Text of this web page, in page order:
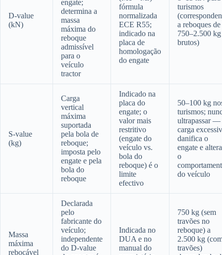
D-value
(kN)
engate;
determina a
massa
máxima do
reboque
admissível
para o
veículo
tractor
fórmula
normalizada
ECE R55;
indicado na
placa de
homologação
do engate
turismos
a reboques de
750–2.500 kg
brutos)
S-value
(kg)
Carga
vertical
máxima
suportada
pela bola de
reboque;
imposta pelo
engate e pela
bola do
reboque
Indicado na
placa do
engate; o
valor mais
restritivo
(engate do
veículo vs.
bola do
reboque) é o
limite
efectivo
50–100 kg
turismos;
ultrapassar —
carga
danifica o
engate e altera
o
do veículo
Massa
máxima
rebocável
Declarada
pelo
fabricante do
veículo;
independente
do D-value
Indicada no
DUA e no
manual do
750 kg (sem
travões no
reboque) a
2.500 kg
travões)